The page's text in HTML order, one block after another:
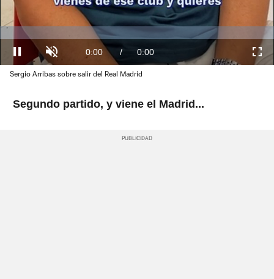
Pausa Unmute Current
Time
0:00 / Duration
0:22
Loaded
:
0.00%
Sergio Arribas sobre salir del Real Madrid
Segundo partido, y viene el Madrid...